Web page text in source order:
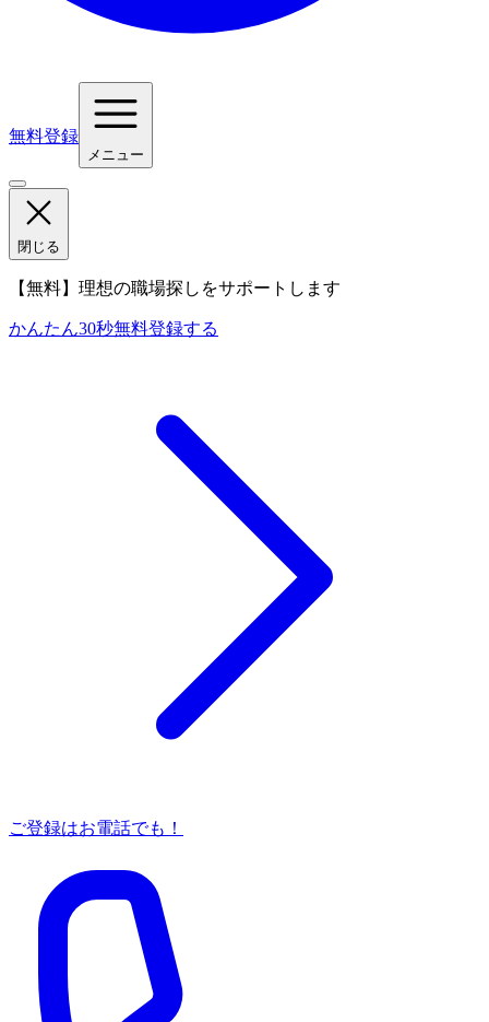
無料登録
メニュー
閉じる
【無料】理想の職場探しをサポートします
かんたん30秒無料登録する
ご登録はお電話でも！